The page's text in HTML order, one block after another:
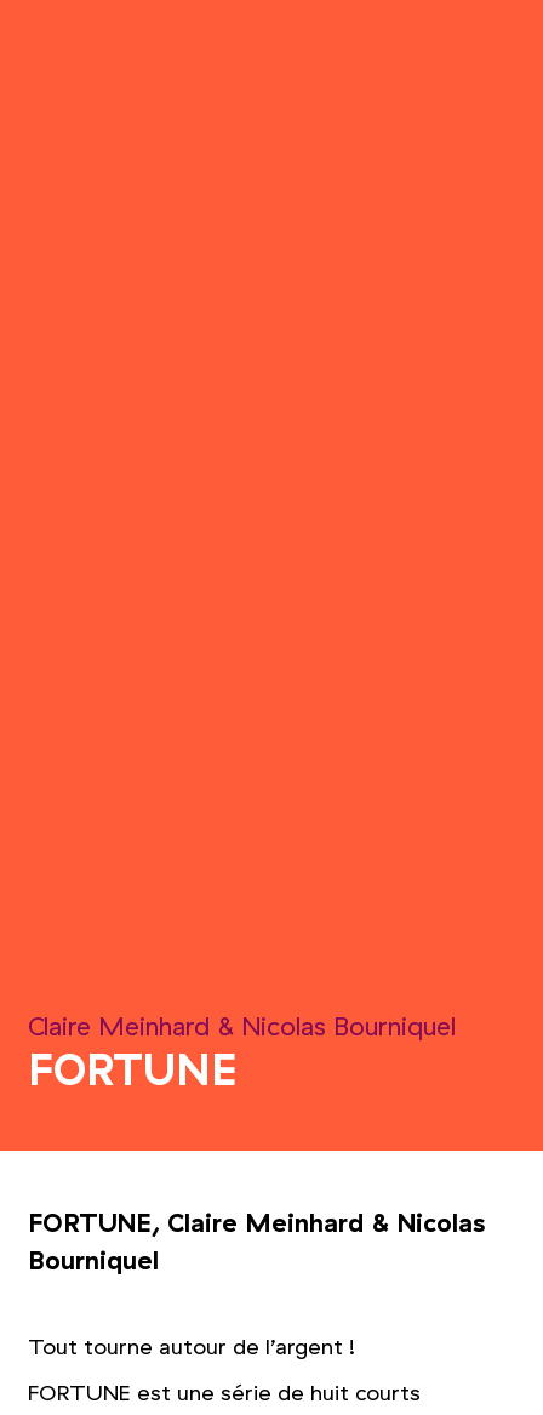
Claire Meinhard & Nicolas Bourniquel
FORTUNE
FORTUNE, Claire Meinhard & Nicolas
Bourniquel
Tout tourne autour de l’argent !
FORTUNE est une série de huit courts